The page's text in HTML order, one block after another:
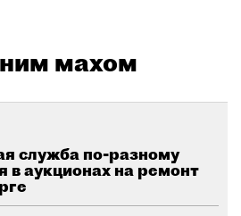
махом
служба по-разному
в аукционах на ремонт